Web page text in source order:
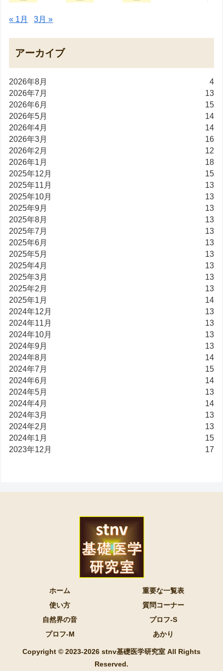
« 1月 3月 »
アーカイブ
2026年8月
4
2026年7月
13
2026年6月
15
2026年5月
14
2026年4月
14
2026年3月
16
2026年2月
12
2026年1月
18
2025年12月
15
2025年11月
13
2025年10月
13
2025年9月
13
2025年8月
13
2025年7月
13
2025年6月
13
2025年5月
13
2025年4月
13
2025年3月
13
2025年2月
13
2025年1月
14
2024年12月
13
2024年11月
13
2024年10月
13
2024年9月
13
2024年8月
14
2024年7月
15
2024年6月
14
2024年5月
13
2024年4月
14
2024年3月
13
2024年2月
13
2024年1月
15
2023年12月
17
ホーム
重要な一覧表
使い方
質問コーナー
自然界の音
プロフ-S
プロフ-M
あかり
Copyright © 2023-2026 stnv基礎医学研究室 All Rights
Reserved.